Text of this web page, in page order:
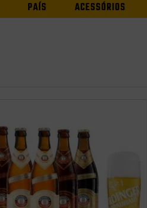
PAÍS ACESSÓRIOS